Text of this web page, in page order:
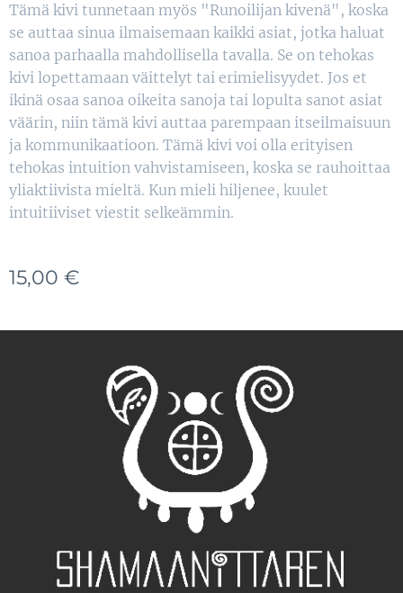
Tämä kivi tunnetaan myös "Runoilijan kivenä", koska
se auttaa sinua ilmaisemaan kaikki asiat, jotka haluat
sanoa parhaalla mahdollisella tavalla. Se on tehokas
kivi lopettamaan väittelyt tai erimielisyydet. Jos et
ikinä osaa sanoa oikeita sanoja tai lopulta sanot asiat
väärin, niin tämä kivi auttaa parempaan itseilmaisuun
ja kommunikaatioon. Tämä kivi voi olla erityisen
tehokas intuition vahvistamiseen, koska se rauhoittaa
yliaktiivista mieltä. Kun mieli hiljenee, kuulet
intuitiiviset viestit selkeämmin.
15,00 €